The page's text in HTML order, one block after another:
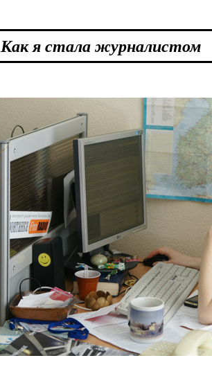
Как я стала журналистом